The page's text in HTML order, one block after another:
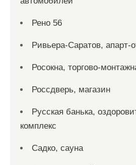
Рено 56
Ривьера-Саратов, апарт-
Росокна, торгово-
Россдверь, магазин
Русская банька,
комплекс
Садко, сауна